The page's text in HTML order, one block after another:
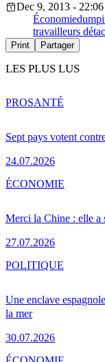
Dec 9, 2013 - 22:06
Économie
travailleurs
Print Partager
LES PLUS LUS
Sept pays votent
24.07.2026
PROSANTÉ
Merci la Chine : elle a
27.07.2026
ÉCONOMIE
Une enclave
la mer
30.07.2026
POLITIQUE